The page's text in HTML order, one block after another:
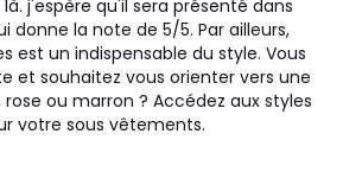
j'espère qu'il sera présenté dans
donne la note de 5/5. Par ailleurs,
est un indispensable du style. Vous
et souhaitez vous orienter vers une
ou marron ? Accédez aux styles
votre sous vêtements.